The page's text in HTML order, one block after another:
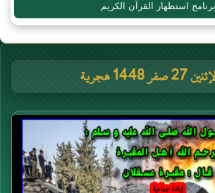
برنامج استظهار القرآن الكريم
1448 هجرية